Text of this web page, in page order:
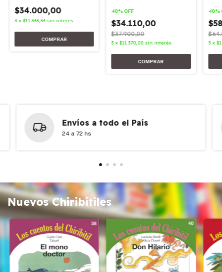
$34.000,00
3 x $11.333,33 sin interés
-10%OFF
$34.110,00
$37.900,00
3 x$11.370,00 sin interés
-10%
3 x
Envíos a todo el País
24 a 72 hs
Nuevos Chiribitiles